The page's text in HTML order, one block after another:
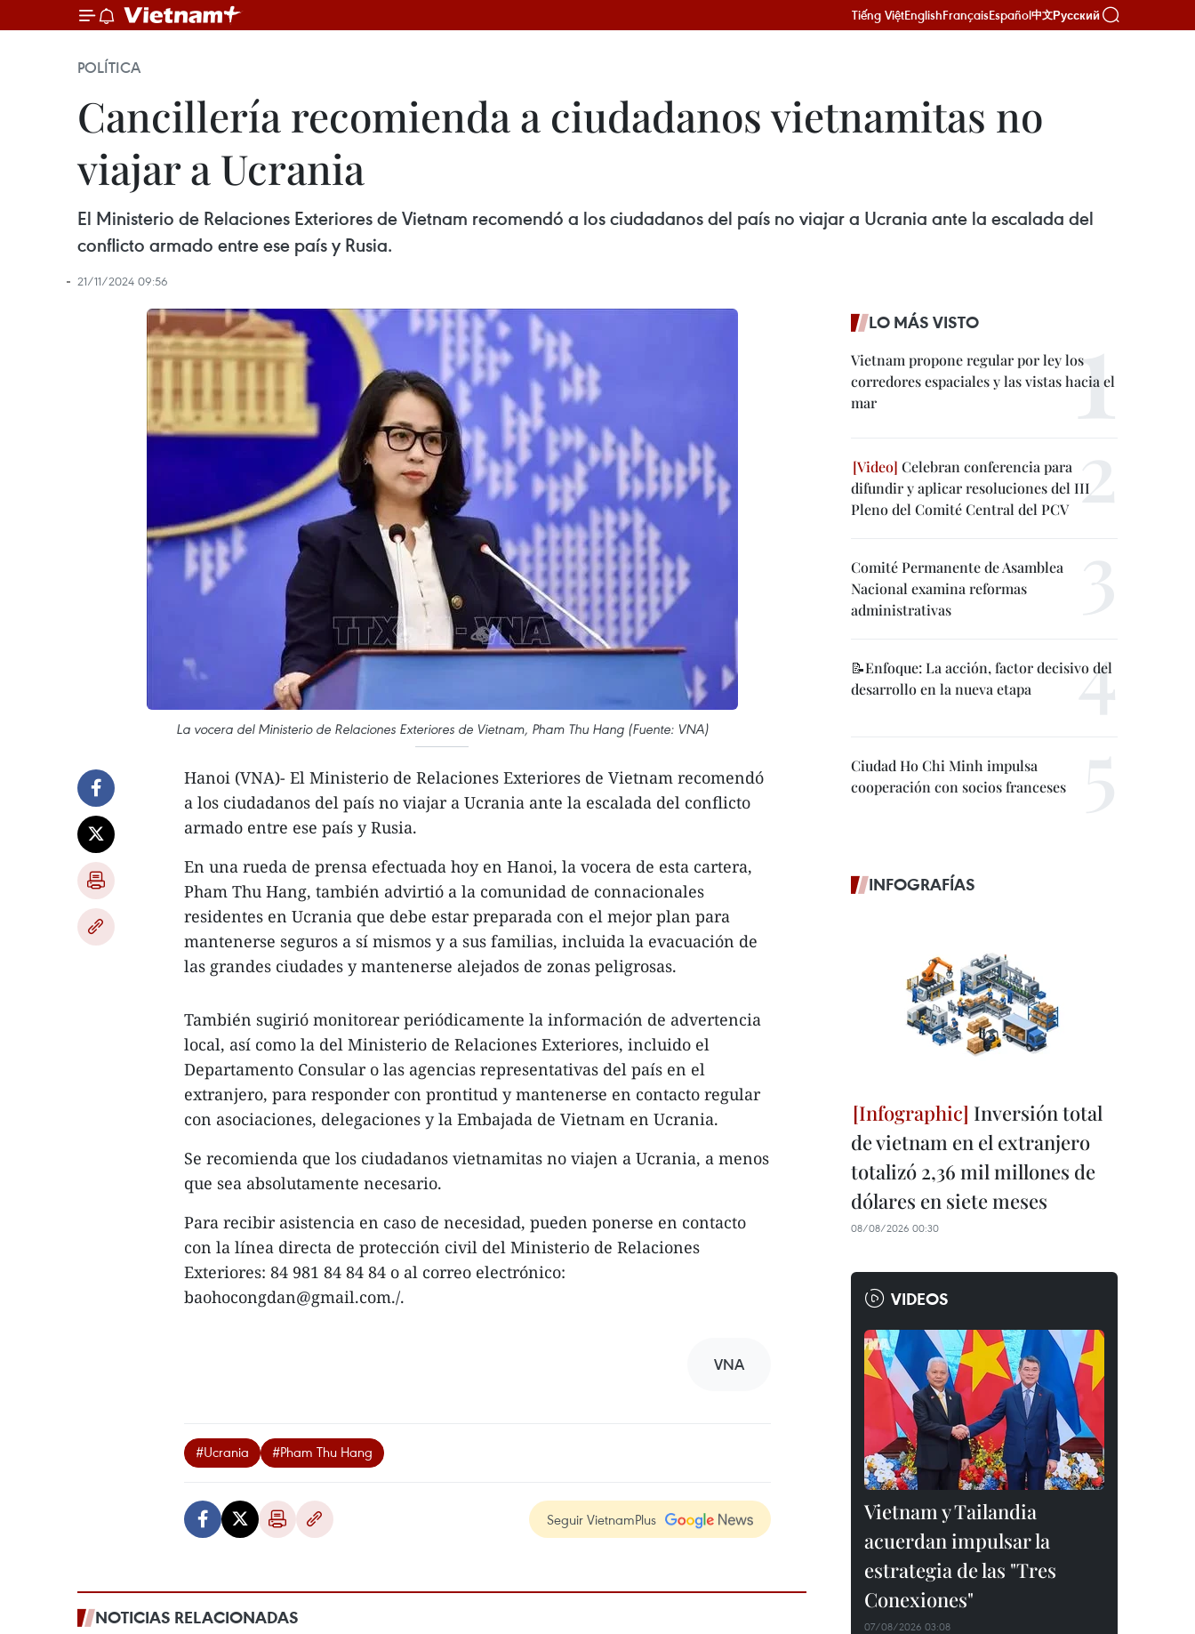
Tiếng ViệtEnglishFrançaisEspañol中文Русский
POLÍTICA
Cancillería recomienda a ciudadanos vietnamitas no
viajar a Ucrania
El Ministerio de Relaciones Exteriores de Vietnam recomendó a los ciudadanos del país no viajar a Ucrania ante la escalada del
conflicto armado entre ese país y Rusia.
21/11/2024 09:56
La vocera del Ministerio de Relaciones Exteriores de Vietnam, Pham Thu Hang (Fuente: VNA)
Hanoi (VNA)- El Ministerio de Relaciones Exteriores de Vietnam recomendó
a los ciudadanos del país no viajar a Ucrania ante la escalada del conflicto
armado entre ese país y Rusia.
En una rueda de prensa efectuada hoy en Hanoi, la vocera de esta cartera,
Pham Thu Hang, también advirtió a la comunidad de connacionales
residentes en Ucrania que debe estar preparada con el mejor plan para
mantenerse seguros a sí mismos y a sus familias, incluida la evacuación de
las grandes ciudades y mantenerse alejados de zonas peligrosas.
También sugirió monitorear periódicamente la información de advertencia
local, así como la del Ministerio de Relaciones Exteriores, incluido el
Departamento Consular o las agencias representativas del país en el
extranjero, para responder con prontitud y mantenerse en contacto regular
con asociaciones, delegaciones y la Embajada de Vietnam en Ucrania.
Se recomienda que los ciudadanos vietnamitas no viajen a Ucrania, a menos
que sea absolutamente necesario.
Para recibir asistencia en caso de necesidad, pueden ponerse en contacto
con la línea directa de protección civil del Ministerio de Relaciones
Exteriores: 84 981 84 84 84 o al correo electrónico:
baohocongdan@gmail.com./.
VNA
#Ucrania #Pham Thu Hang
Seguir VietnamPlus
NOTICIAS RELACIONADAS
LO MÁS VISTO
Vietnam propone regular por ley los
corredores espaciales y las vistas hacia el
mar
Celebran conferencia para
difundir y aplicar resoluciones del III
Pleno del Comité Central del PCV
Comité Permanente de Asamblea
Nacional examina reformas
administrativas
📝Enfoque: La acción, factor decisivo del
desarrollo en la nueva etapa
Ciudad Ho Chi Minh impulsa
cooperación con socios franceses
INFOGRAFÍAS
Inversión total
de vietnam en el extranjero
totalizó 2,36 mil millones de
dólares en siete meses
08/08/2026 00:30
VIDEOS
Vietnam y Tailandia
acuerdan impulsar la
estrategia de las "Tres
Conexiones"
07/08/2026 03:08